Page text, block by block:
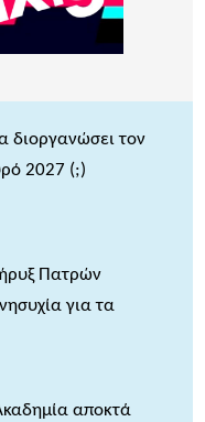
διοργανώσει τον
2027 (;)
Πατρών
για τα
αποκτά